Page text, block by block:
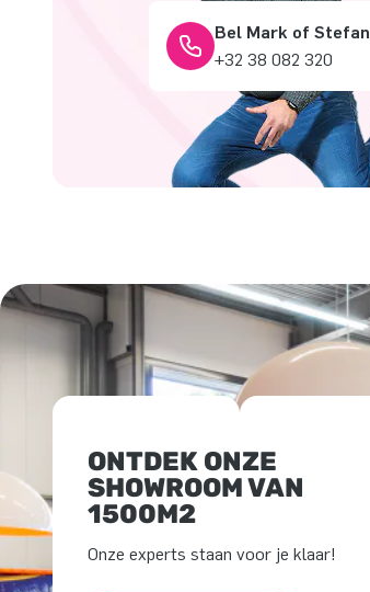
Bel Mark of Stefan
+32 38 082 320
ONTDEK ONZE
SHOWROOM VAN
1500M2
Onze experts staan voor je klaar!